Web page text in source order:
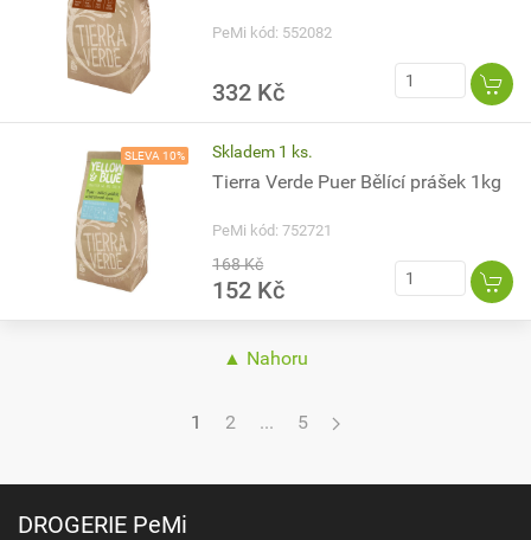
PeMi kód: 552082
332 Kč
SLEVA 10% Skladem 1 ks.
Tierra Verde Puer Bělící prášek 1kg
PeMi kód: 752721
168 Kč
152 Kč
▲ Nahoru
1 2 ... 5
DROGERIE PeMi